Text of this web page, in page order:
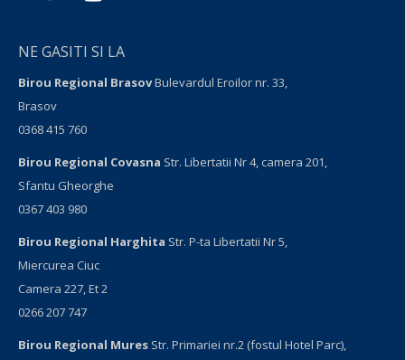
NE GASITI SI LA
Birou Regional BrasovBulevardul Eroilor nr. 33,
Brasov
0368 415 760
Birou Regional Covasna Str. Libertatii Nr 4, camera 201,
Sfantu Gheorghe
0367 403 980
Birou Regional Harghita Str. P-ta Libertatii Nr 5,
Miercurea Ciuc
Camera 227, Et 2
0266 207 747
Birou Regional Mures Str. Primariei nr.2 (fostul Hotel Parc),